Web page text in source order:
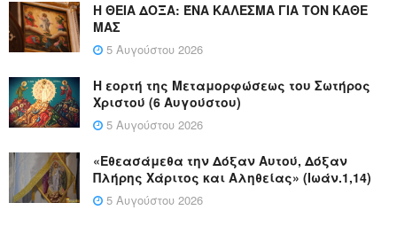
Η ΘΕΙΑ ΔΟΞΑ: ΈΝΑ ΚΑΛΕΣΜΑ ΓΙΑ ΤΟΝ ΚΑΘΕ
ΜΑΣ
5 Αυγούστου 2026
Η εορτή της Μεταμορφώσεως του Σωτήρος
Χριστού (6 Αυγούστου)
5 Αυγούστου 2026
«Εθεασάμεθα την Δόξαν Αυτού, Δόξαν
Πλήρης Χάριτος και Αληθείας» (Ιωάν.1,14)
5 Αυγούστου 2026